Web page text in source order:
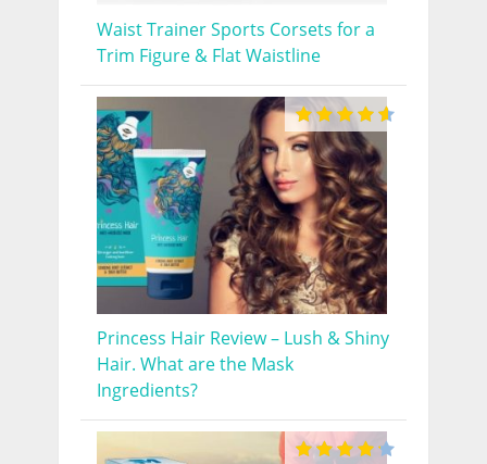
Waist Trainer Sports Corsets for a
Trim Figure & Flat Waistline
Princess Hair Review – Lush & Shiny
Hair. What are the Mask
Ingredients?